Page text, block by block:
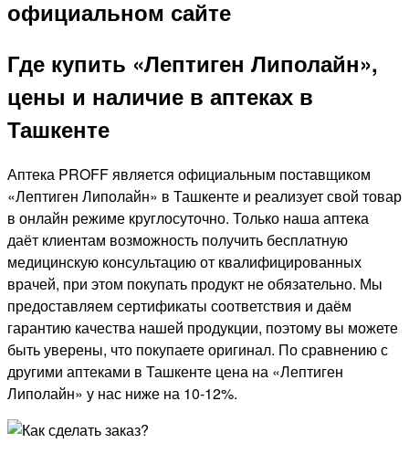
Где купить «Лептиген Липолайн»,
цены и наличие в аптеках в
Ташкенте
Аптека PROFF является официальным поставщиком
«Лептиген Липолайн» в Ташкенте и реализует свой товар
в онлайн режиме круглосуточно. Только наша аптека
даёт клиентам возможность получить бесплатную
медицинскую консультацию от квалифицированных
врачей, при этом покупать продукт не обязательно. Мы
предоставляем сертификаты соответствия и даём
гарантию качества нашей продукции, поэтому вы можете
быть уверены, что покупаете оригинал. По сравнению с
другими аптеками в Ташкенте цена на «Лептиген
Липолайн» у нас ниже на 10-12%.